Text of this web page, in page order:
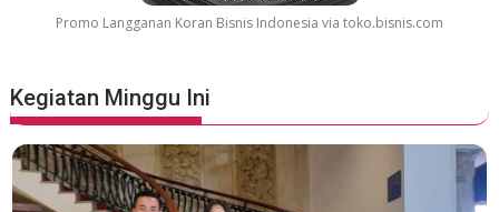
Promo Langganan Koran Bisnis Indonesia via toko.bisnis.com
Kegiatan Minggu Ini